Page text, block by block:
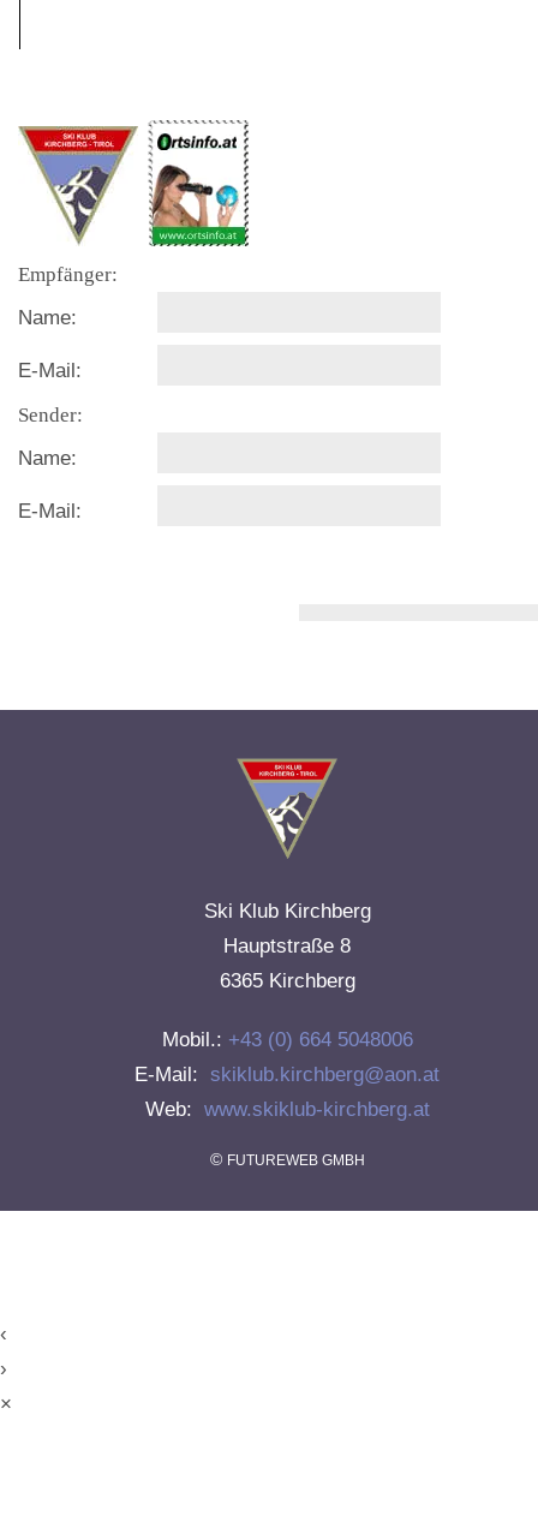
Empfänger:
Name:
E-Mail:
Sender:
Name:
E-Mail:
Ski Klub Kirchberg
Hauptstraße 8
6365 Kirchberg
Mobil.: +43 (0) 664 5048006
E-Mail:
skiklub.kirchberg@aon.at
Web: www.skiklub-kirchberg.at
© FUTUREWEB GMBH
‹
›
×